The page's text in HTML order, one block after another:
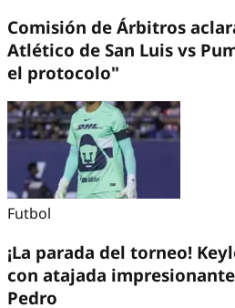
Comisión de Árbitros
Atlético de San Luis vs
el protocolo"
Futbol
¡La parada del torneo!
con atajada
Pedro